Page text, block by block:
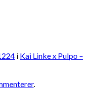
i Kai Linke x Pulpo –
.